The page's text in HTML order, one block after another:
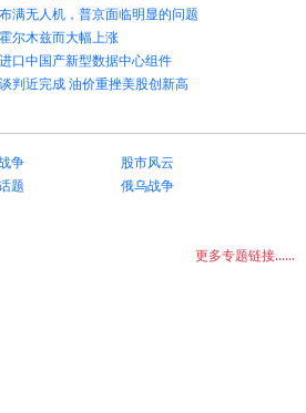
满无人机，普京面临明显的问题
尔木兹而大幅上涨
口中国产新型数据中心组件
判近完成 油价重挫美股创新高
争
股市风云
题
俄乌战争
更多专题链接......